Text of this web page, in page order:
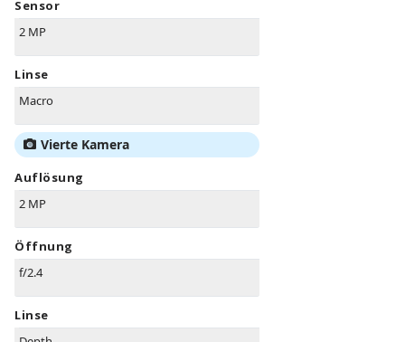
Sensor
2 MP
Linse
Macro
Vierte Kamera
Auflösung
2 MP
Öffnung
f/2.4
Linse